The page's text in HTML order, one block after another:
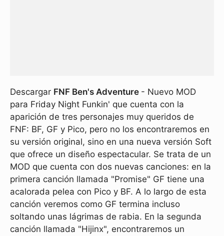
Descargar FNF Ben's Adventure - Nuevo MOD
para Friday Night Funkin' que cuenta con la
aparición de tres personajes muy queridos de
FNF: BF, GF y Pico, pero no los encontraremos en
su versión original, sino en una nueva versión Soft
que ofrece un diseño espectacular. Se trata de un
MOD que cuenta con dos nuevas canciones: en la
primera canción llamada "Promise" GF tiene una
acalorada pelea con Pico y BF. A lo largo de esta
canción veremos como GF termina incluso
soltando unas lágrimas de rabia. En la segunda
canción llamada "Hijinx", encontraremos un